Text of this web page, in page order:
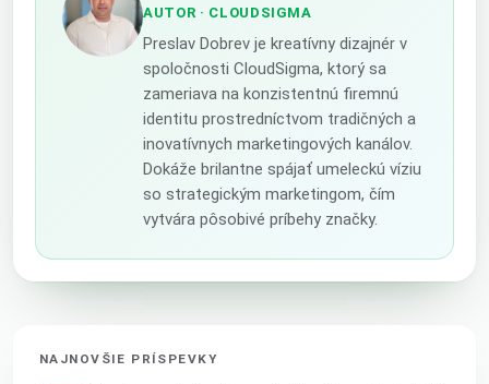
AUTOR · CLOUDSIGMA
Preslav Dobrev je kreatívny dizajnér v
spoločnosti CloudSigma, ktorý sa
zameriava na konzistentnú firemnú
identitu prostredníctvom tradičných a
inovatívnych marketingových kanálov.
Dokáže brilantne spájať umeleckú víziu
so strategickým marketingom, čím
vytvára pôsobivé príbehy značky.
NAJNOVŠIE PRÍSPEVKY